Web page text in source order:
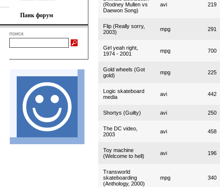
Панк форум
поиск
(Rodney Mullen vs
Daewon Song)
avi 219
Flip (Really sorry,
2003)
mpg 291
Girl yeah right,
1974 - 2001
mpg 700
Gold wheels (Got
gold)
mpg 225
Logic skateboard
media
avi 442
Shortys (Guilty) avi 250
The DC video,
2003
avi 458
Toy machine
(Welcome to hell)
avi 196
Transworld
skateboarding
(Anthology, 2000)
mpg 340